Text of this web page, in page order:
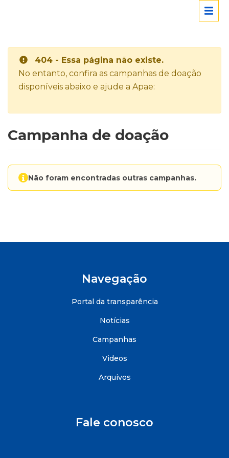
404 - Essa página não existe.
No entanto, confira as campanhas de doação
disponíveis abaixo e ajude a Apae:
Campanha de doação
Não foram encontradas outras campanhas.
Navegação
Portal da transparência
Notícias
Campanhas
Videos
Arquivos
Fale conosco